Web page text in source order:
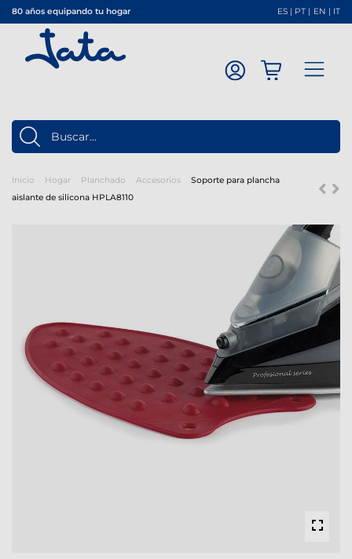
80 años equipando tu hogar ES | PT | EN | IT
Inicio Hogar Planchado Accesorios
Soporte para plancha
aislante de silicona HPLA8110